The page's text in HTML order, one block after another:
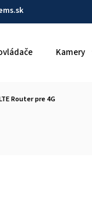
Kamery
Router pre 4G